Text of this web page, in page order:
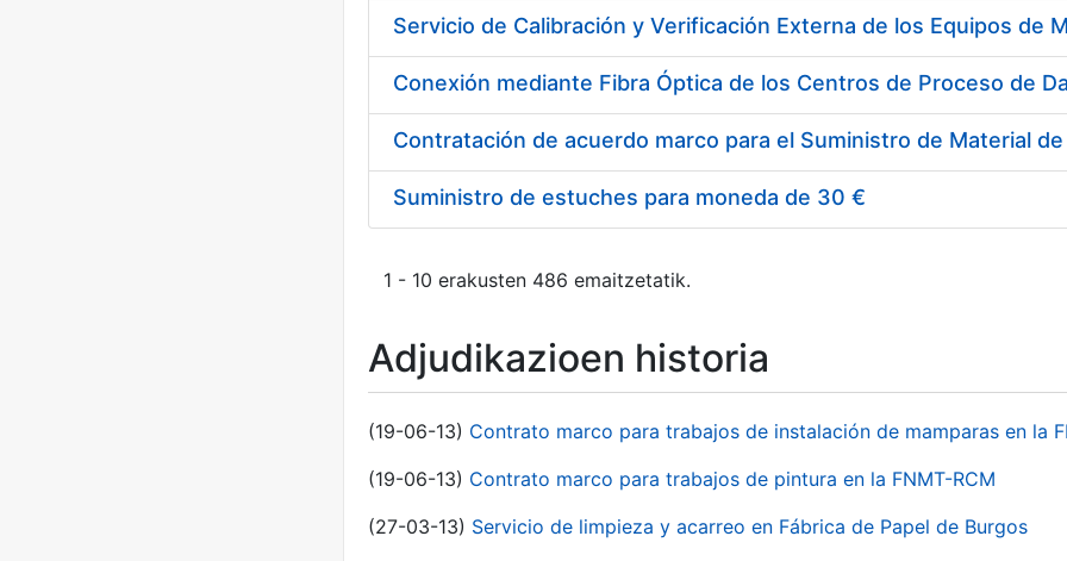
Suministro de estuches para moneda de 30 €
1 - 10 erakusten 486 emaitzetatik.
Adjudikazioen historia
(19-06-13) Contrato marco para trabajos de instalación de mamparas en la
(19-06-13) Contrato marco para trabajos de pintura en la FNMT-RCM
(27-03-13) Servicio de limpieza y acarreo en Fábrica de Papel de Burgos